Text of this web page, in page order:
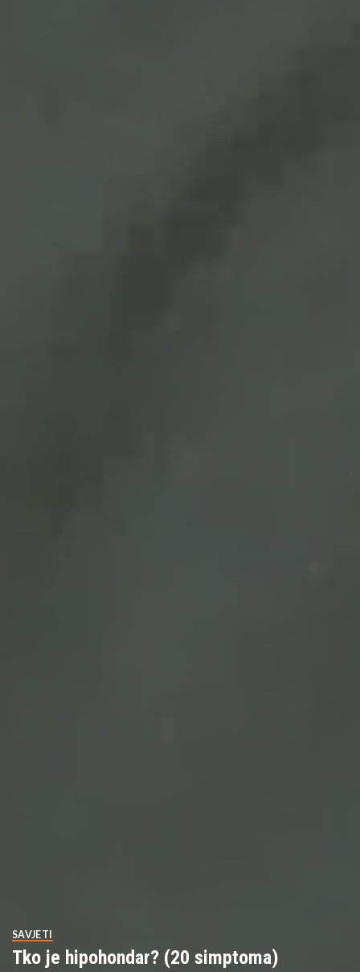
SAVJETI
Tko je hipohondar? (20 simptoma)